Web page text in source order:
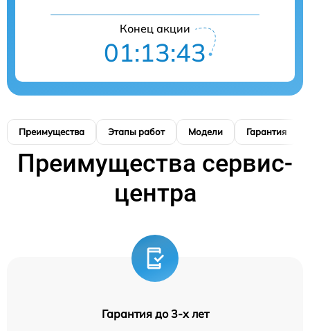
Конец акции
01:13:42
Преимущества Этапы работ Модели Гарантия
Преимущества сервис-
центра
Гарантия до 3-х лет